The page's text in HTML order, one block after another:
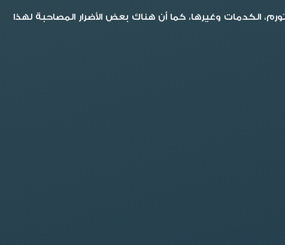
الكدمات وغيرها، كما أن هناك بعض الأضرار المصاحبة لهذا